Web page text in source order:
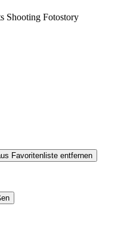
Shooting Fotostory
Favoritenliste entfernen